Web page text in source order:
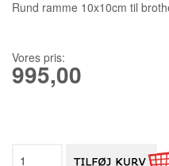
Rund ramme 10x10cm til
Vores pris:
995,00